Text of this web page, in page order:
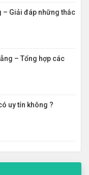
– Giải đáp những thắc
– Tổng hợp các
uy tín không ?